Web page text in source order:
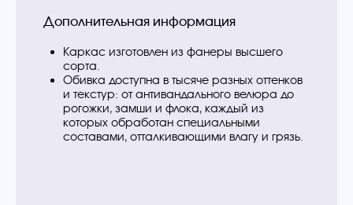
Дополнительная информация
Каркас изготовлен из фанеры высшего
сорта.
Обивка доступна в тысяче разных оттенков
и текстур: от антивандального велюра до
рогожки, замши и флока, каждый из
которых обработан специальными
составами, отталкивающими влагу и грязь.